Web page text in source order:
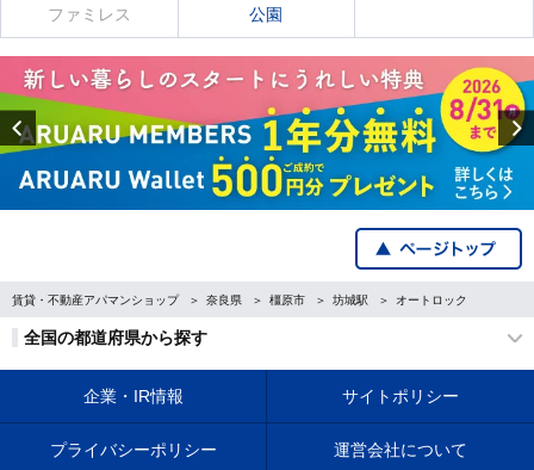
ファミレス 公園
Previous
賃貸・不動産アパマンショップ 奈良県 橿原市 坊城駅 オートロック
全国の都道府県から探す
企業・IR情報 サイトポリシー
プライバシーポリシー 運営会社について